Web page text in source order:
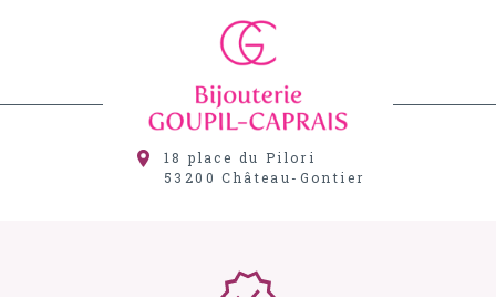
18 place du Pilori
53200Château-Gontier